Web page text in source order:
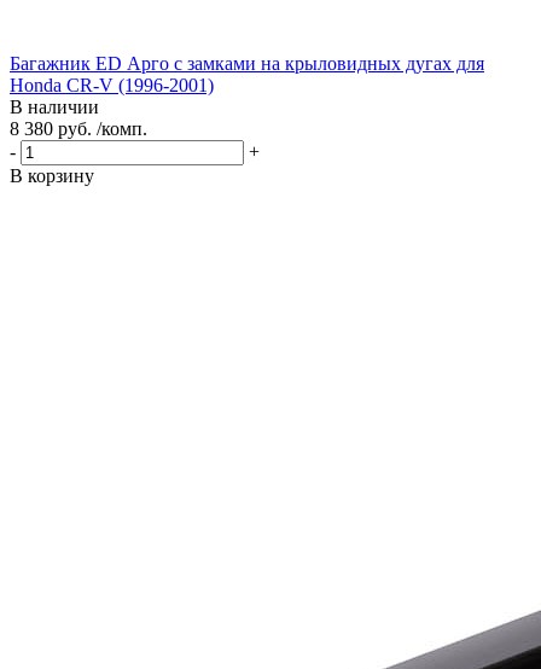
Багажник ED Арго с замками на крыловидных дугах для
Honda CR-V (1996-2001)
В наличии
8 380 руб. /комп.
-
+
В корзину